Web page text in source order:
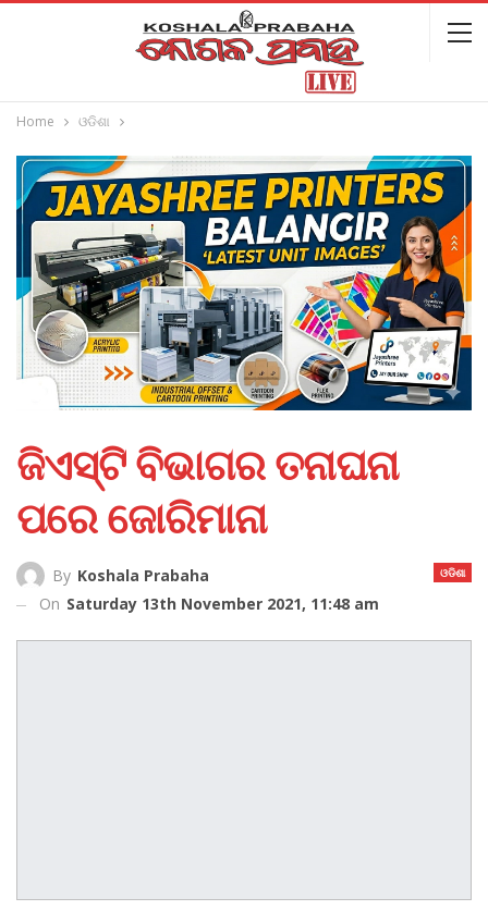
Home ଓଡିଶା
ଜିଏସ୍‌ଟି ବିଭାଗର ତନାଘନା
ପରେ ଜୋରିମାନା
ଓଡିଶା
By Koshala Prabaha
On Saturday 13th November 2021, 11:48 am